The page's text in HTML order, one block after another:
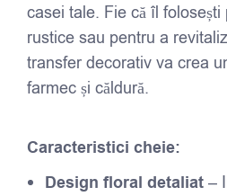
casei tale. Fie că îl
rustice sau pentru a
transfer decorativ va crea
farmec și căldură.
Caracteristici cheie:
Design floral detaliat –